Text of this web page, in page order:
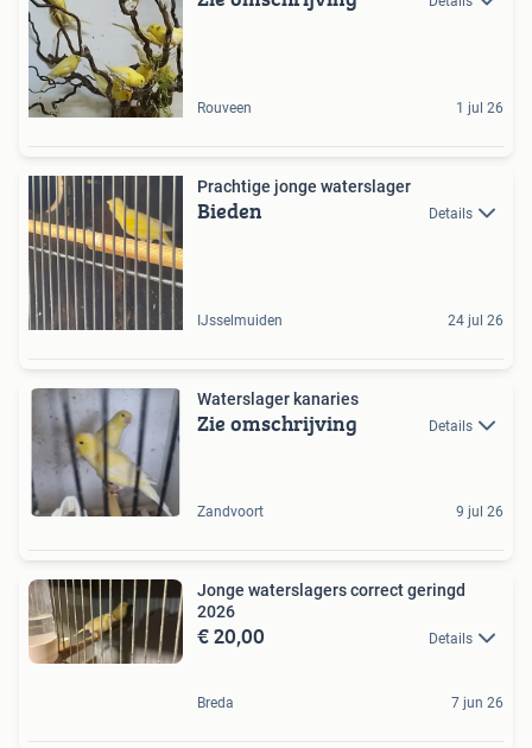
Rouveen 1 jul 26
Prachtige jonge waterslager
Bieden Details
IJsselmuiden 24 jul 26
Waterslager kanaries
Zie omschrijving Details
Zandvoort 9 jul 26
Jonge waterslagers correct geringd
2026
€ 20,00 Details
Breda 7 jun 26